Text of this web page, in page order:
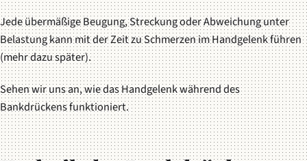
Jede übermäßige Beugung, Streckung oder Abweichung unter
Belastung kann mit der Zeit zu Schmerzen im Handgelenk führen
(mehr dazu später).
Sehen wir uns an, wie das Handgelenk während des
Bankdrückens funktioniert.